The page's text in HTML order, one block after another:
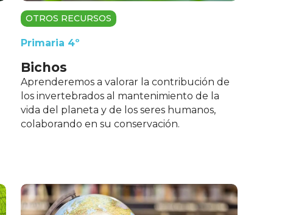
OTROS RECURSOS
Primaria 4º
Bichos
Aprenderemos a valorar la contribución de
los invertebrados al mantenimiento de la
vida del planeta y de los seres humanos,
colaborando en su conservación.